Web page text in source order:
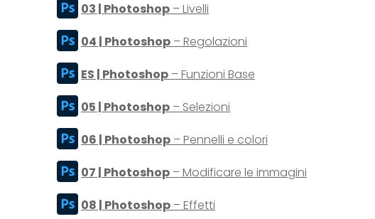
03 | Photoshop – Livelli
04 | Photoshop – Regolazioni
ES | Photoshop – Funzioni Base
05 | Photoshop – Selezioni
06 | Photoshop – Pennelli e colori
07 | Photoshop – Modificare le immagini
08 | Photoshop – Effetti